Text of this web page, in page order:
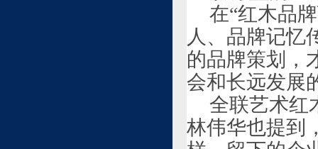
在“红木品
人、品牌记忆
的品牌策划，
会和长远发展
全联艺术红
林伟华也提到